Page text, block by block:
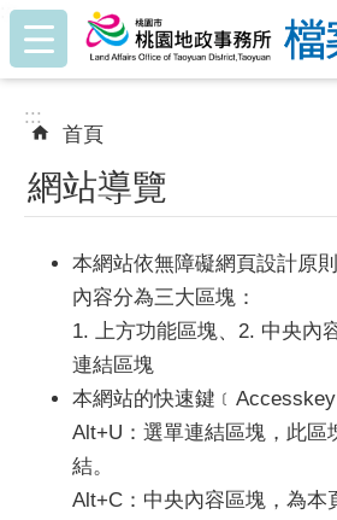
跳到主要內容區塊
:::
:::
首頁
網站導覽
本網站依無障礙網頁設計原
內容分為三大區塊：
1. 上方功能區塊、2. 中央內
連結區塊
本網站的快速鍵
Alt+U：選單連結區塊，此區
結。
Alt+C：中央內容區塊，為本